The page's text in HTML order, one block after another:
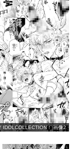
IDOLCOLLECTION！ 画像2